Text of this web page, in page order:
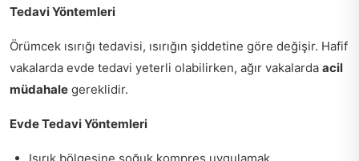
Tedavi Yöntemleri
Örümcek ısırığı tedavisi, ısırığın şiddetine göre değişir. Hafif
vakalarda evde tedavi yeterli olabilirken, ağır vakalarda acil
müdahale gereklidir.
Evde Tedavi Yöntemleri